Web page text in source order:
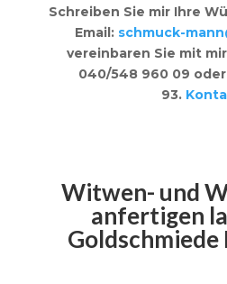
Schreiben Sie mir Ihre
Email: schmuck-
vereinbaren Sie mit
040/548 960 09
93.
Witwen- und
anfertigen